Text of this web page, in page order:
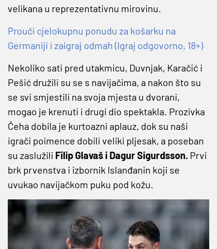
velikana u reprezentativnu mirovinu.
Prouči cjelokupnu ponudu za košarku na
Germaniji i zaigraj odmah (Igraj odgovorno, 18+)
Nekoliko sati pred utakmicu, Duvnjak, Karačić i
Pešić družili su se s navijačima, a nakon što su
se svi smjestili na svoja mjesta u dvorani,
mogao je krenuti i drugi dio spektakla. Prozivka
Čeha dobila je kurtoazni aplauz, dok su naši
igrači poimence dobili veliki pljesak, a poseban
su zaslužili Filip Glavaš i Dagur Sigurdsson. Prvi
brk prvenstva i izbornik Islanđanin koji se
uvukao navijačkom puku pod kožu.